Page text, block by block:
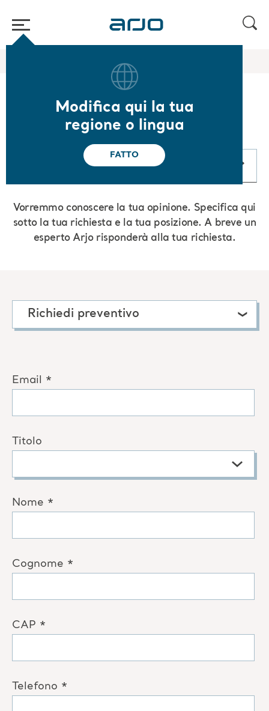
Modifica qui la tua
regione o lingua
FATTO
Contatti
Vorremmo conoscere la tua opinione. Specifica qui
sotto la tua richiesta e la tua posizione. A breve un
esperto Arjo risponderà alla tua richiesta.